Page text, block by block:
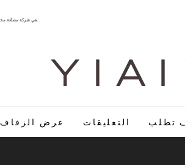
Yiaibridal هي شركة مصنّعة مخصصة لباس زفاف متخصصة في فساتين الزفاف عالية الجودة ، والعرائس المخصصة.
Y I A I
عرض الزفاف التعليقات تطلب